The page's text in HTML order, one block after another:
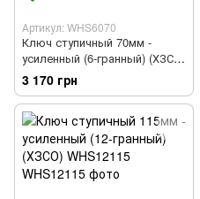
Артикул: WHS6070
Ключ ступичный 70мм -
усиленный (6-гранный) (ХЗСО)
WHS6070
3 170 грн